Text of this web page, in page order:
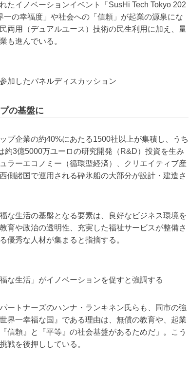
たイノベーションイベント「SusHi Tech Tokyo 202
の幸福度」や社会への「信頼」が起業の源泉にな
両用（デュアルユース）技術の民生利用に加え、量
も進んでいる。
加したパネルディスカッション
の基盤に
プ企業の約40%にあたる1500社以上が集積し、うち
3億5000万ユーロの研究開発（R&D）投資を生み
ラーエコノミー（循環型経済）、クリエイティブ産
側諸国で運用される砕氷船の大部分が設計・建造さ
な生活の基盤となる要素は、良好なビジネス環境を
育や政治の透明性、充実した福祉サービスが整備さ
優秀な人材が集まると指摘する。
な生活」がイノベーションを促すと強調する
ートナーズのハンナ・ランキネン氏らも、同市の強
界一幸福な国』である理由は、無償の教育や、起業
信頼』と『平等』の社会基盤があるためだ」。こう
戦を後押ししている。